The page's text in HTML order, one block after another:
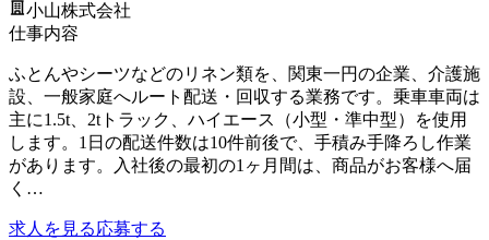
小山株式会社
仕事内容
ふとんやシーツなどのリネン類を、関東一円の企業、介護施
設、一般家庭へルート配送・回収する業務です。乗車車両は
主に1.5t、2tトラック、ハイエース（小型・準中型）を使用
します。1日の配送件数は10件前後で、手積み手降ろし作業
があります。入社後の最初の1ヶ月間は、商品がお客様へ届
く…
求人を見る応募する